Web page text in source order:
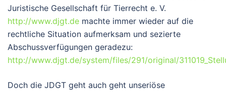
Juristische Gesellschaft für Tierrecht e. V.
http://www.djgt.de machte immer wieder auf die
rechtliche Situation aufmerksam und sezierte
Abschussverfügungen geradezu:
http://www.djgt.de/system/files/291/original/
Doch die JDGT geht auch geht unseriöse